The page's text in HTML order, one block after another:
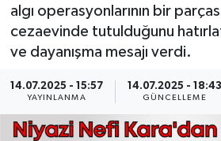
algı operasyonlarının bir
cezaevinde tutulduğunu
ve dayanışma mesajı verdi.
14.07.2025 - 15:57
YAYINLANMA
14.07.2025 - 18:43
GÜNCELLEME
Dünya
Sağlık